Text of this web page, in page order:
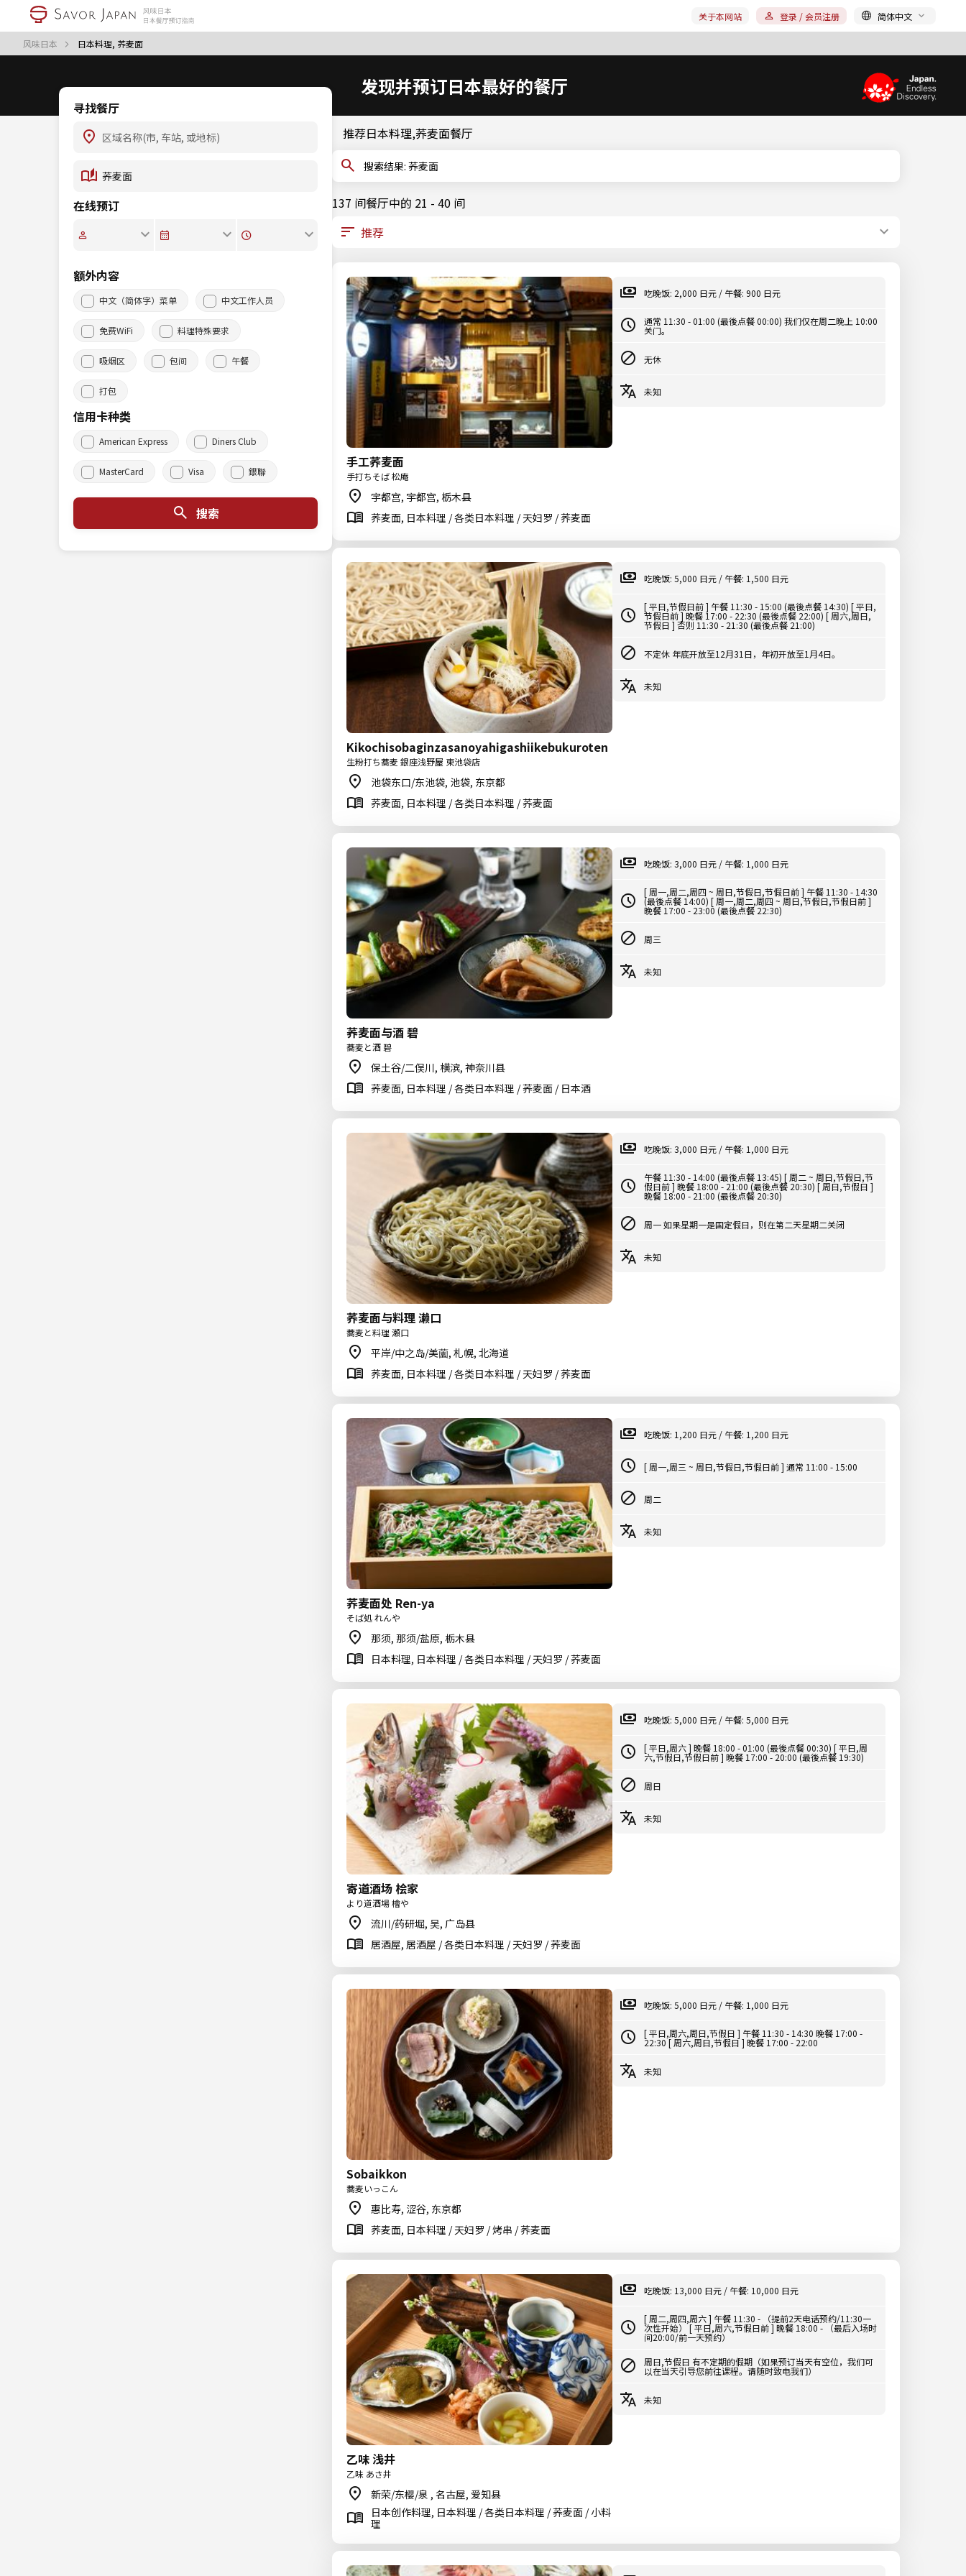
风味日本 日本料理, 荞麦面
关于本网站 登录 / 会员注册 简体中文
发现并预订日本最好的餐厅
寻找餐厅
在线预订
额外内容
中文（简体字）菜单 中文工作人员
免费WiFi 料理特殊要求
吸烟区 包间 午餐
打包
信用卡种类
American Express Diners Club
MasterCard Visa 銀聯
搜索
推荐日本料理,荞麦面餐厅
搜索结果: 荞麦面
137 间餐厅中的 21 - 40 间
手工荞麦面
手打ちそば 松庵
宇都宫, 宇都宫, 栃木县
荞麦面, 日本料理 / 各类日本料理 / 天妇罗 / 荞麦面
吃晚饭: 2,000 日元 / 午餐: 900 日元
通常 11:30 - 01:00 (最後点餐 00:00) 我们仅在周二晚上 10:00
关门。
无休
未知
Kikochisobaginzasanoyahigashiikebukuroten
生粉打ち蕎麦 銀座浅野屋 東池袋店
池袋东口/东池袋, 池袋, 东京都
荞麦面, 日本料理 / 各类日本料理 / 荞麦面
吃晚饭: 5,000 日元 / 午餐: 1,500 日元
[ 平日,节假日前 ] 午餐 11:30 - 15:00 (最後点餐 14:30) [ 平日,
节假日前 ] 晚餐 17:00 - 22:30 (最後点餐 22:00) [ 周六,周日,
节假日 ] 否则 11:30 - 21:30 (最後点餐 21:00)
不定休 年底开放至12月31日，年初开放至1月4日。
未知
荞麦面与酒 碧
蕎麦と酒 碧
保土谷/二俣川, 横滨, 神奈川县
荞麦面, 日本料理 / 各类日本料理 / 荞麦面 / 日本酒
吃晚饭: 3,000 日元 / 午餐: 1,000 日元
[ 周一,周二,周四 ~ 周日,节假日,节假日前 ] 午餐 11:30 - 14:30
(最後点餐 14:00) [ 周一,周二,周四 ~ 周日,节假日,节假日前 ]
晚餐 17:00 - 23:00 (最後点餐 22:30)
周三
未知
荞麦面与料理 濑口
蕎麦と料理 瀬口
平岸/中之岛/美薗, 札幌, 北海道
荞麦面, 日本料理 / 各类日本料理 / 天妇罗 / 荞麦面
吃晚饭: 3,000 日元 / 午餐: 1,000 日元
午餐 11:30 - 14:00 (最後点餐 13:45) [ 周二 ~ 周日,节假日,节
假日前 ] 晚餐 18:00 - 21:00 (最後点餐 20:30) [ 周日,节假日 ]
晚餐 18:00 - 21:00 (最後点餐 20:30)
周一 如果星期一是国定假日，则在第二天星期二关闭
未知
荞麦面处 Ren-ya
そば処 れんや
那须, 那须/盐原, 栃木县
日本料理, 日本料理 / 各类日本料理 / 天妇罗 / 荞麦面
吃晚饭: 1,200 日元 / 午餐: 1,200 日元
[ 周一,周三 ~ 周日,节假日,节假日前 ] 通常 11:00 - 15:00
周二
未知
寄道酒场 桧家
より道酒場 檜や
流川/药研堀, 吴, 广岛县
居酒屋, 居酒屋 / 各类日本料理 / 天妇罗 / 荞麦面
吃晚饭: 5,000 日元 / 午餐: 5,000 日元
[ 平日,周六 ] 晚餐 18:00 - 01:00 (最後点餐 00:30) [ 平日,周
六,节假日,节假日前 ] 晚餐 17:00 - 20:00 (最後点餐 19:30)
周日
未知
Sobaikkon
蕎麦いっこん
惠比寿, 涩谷, 东京都
荞麦面, 日本料理 / 天妇罗 / 烤串 / 荞麦面
吃晚饭: 5,000 日元 / 午餐: 1,000 日元
[ 平日,周六,周日,节假日 ] 午餐 11:30 - 14:30 晚餐 17:00 -
22:30 [ 周六,周日,节假日 ] 晚餐 17:00 - 22:00
未知
乙味 浅井
乙味 あさ井
新荣/东樱/泉 , 名古屋, 爱知县
日本创作料理, 日本料理 / 各类日本料理 / 荞麦面 / 小料
理
吃晚饭: 13,000 日元 / 午餐: 10,000 日元
[ 周二,周四,周六 ] 午餐 11:30 - （提前2天电话预约/11:30一
次性开始） [ 平日,周六,节假日前 ] 晚餐 18:00 - （最后入场时
间20:00/前一天预约）
周日,节假日 有不定期的假期（如果预订当天有空位，我们可
以在当天引导您前往课程。请随时致电我们）
未知